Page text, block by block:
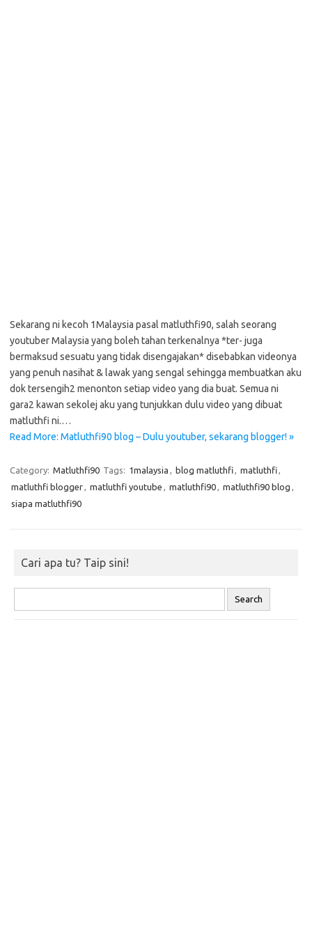
Sekarang ni kecoh 1Malaysia pasal matluthfi90, salah seorang
youtuber Malaysia yang boleh tahan terkenalnya *ter- juga
bermaksud sesuatu yang tidak disengajakan* disebabkan videonya
yang penuh nasihat & lawak yang sengal sehingga membuatkan aku
dok tersengih2 menonton setiap video yang dia buat. Semua ni
gara2 kawan sekolej aku yang tunjukkan dulu video yang dibuat
matluthfi ni.…
Read More: Matluthfi90 blog – Dulu youtuber, sekarang blogger! »
Category: Matluthfi90 Tags: 1malaysia , blog matluthfi, matluthfi,
matluthfi blogger, matluthfi youtube , matluthfi90, matluthfi90 blog ,
siapa matluthfi90
Cari apa tu? Taip sini!